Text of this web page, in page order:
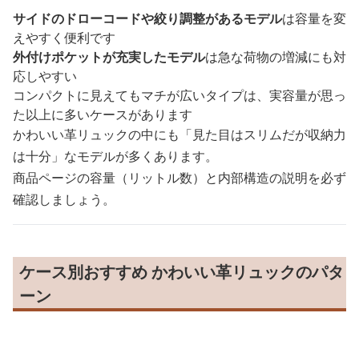
サイドのドローコードや絞り調整があるモデルは容量を変
えやすく便利です
外付けポケットが充実したモデルは急な荷物の増減にも対
応しやすい
コンパクトに見えてもマチが広いタイプは、実容量が思っ
た以上に多いケースがあります
かわいい革リュックの中にも「見た目はスリムだが収納力
は十分」なモデルが多くあります。
商品ページの容量（リットル数）と内部構造の説明を必ず
確認しましょう。
ケース別おすすめ かわいい革リュックのパタ
ーン